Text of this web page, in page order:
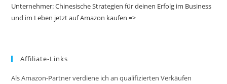
Unternehmer: Chinesische Strategien für deinen Erfolg im Business
und im Leben jetzt auf Amazon kaufen =>
Affiliate-Links
Als Amazon-Partner verdiene ich an qualifizierten Verkäufen